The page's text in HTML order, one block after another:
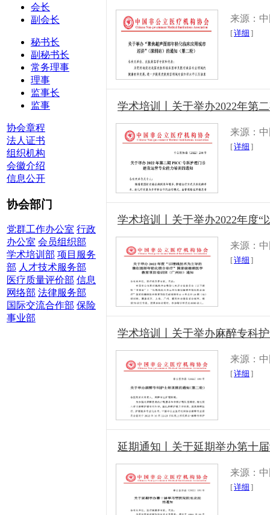
会长
副会长
秘书长
副秘书长
常务理事
理事
监事长
监事
协会章程
法人证书
组织机构
会徽介绍
信息公开
协会部门
党群工作办公室 行政
办公室 会员组织部
学术培训部 项目服务
部 人才技术服务部
医疗质量评价部 信息
网络部 法律服务部
国际交流合作部 保险
事业部
来源：
[详细 ]
学术培训丨关于举办2022年第
来源：
[详细 ]
学术培训丨关于举办2022年度
来源：
[详细 ]
学术培训丨关于举办麻醉专科
来源：
[详细 ]
延期通知丨关于延期举办第十
来源：
[详细 ]